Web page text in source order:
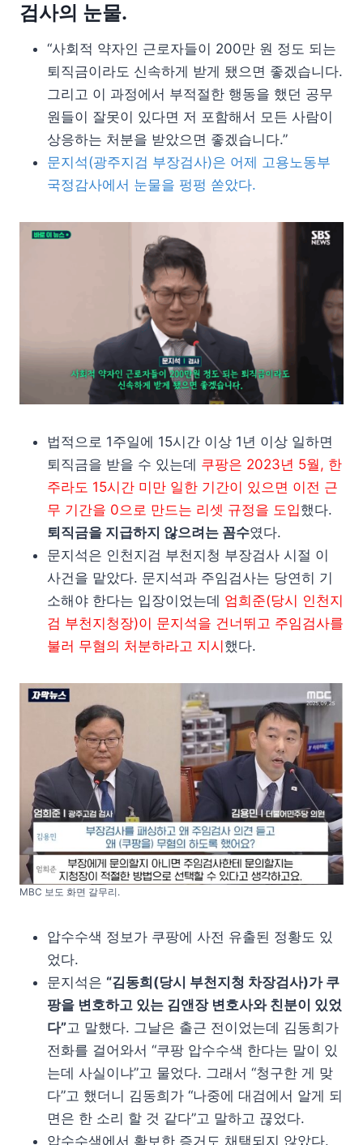
검사의 눈물.
“사회적 약자인 근로자들이 200만 원 정도 되는
퇴직금이라도 신속하게 받게 됐으면 좋겠습니다.
그리고 이 과정에서 부적절한 행동을 했던 공무
원들이 잘못이 있다면 저 포함해서 모든 사람이
상응하는 처분을 받았으면 좋겠습니다.”
문지석(광주지검 부장검사)은 어제 고용노동부
국정감사에서 눈물을 펑펑 쏟았다.
법적으로 1주일에 15시간 이상 1년 이상 일하면
퇴직금을 받을 수 있는데 쿠팡은 2023년 5월, 한
주라도 15시간 미만 일한 기간이 있으면 이전 근
무 기간을 0으로 만드는 리셋 규정을 도입했다.
퇴직금을 지급하지 않으려는 꼼수였다.
문지석은 인천지검 부천지청 부장검사 시절 이
사건을 맡았다. 문지석과 주임검사는 당연히 기
소해야 한다는 입장이었는데 엄희준(당시 인천지
검 부천지청장)이 문지석을 건너뛰고 주임검사를
불러 무혐의 처분하라고 지시 했다.
MBC 보도 화면 갈무리.
압수수색 정보가 쿠팡에 사전 유출된 정황도 있
었다.
문지석은 “김동희(당시 부천지청 차장검사)가 쿠
팡을 변호하고 있는 김앤장 변호사와 친분이 있었
다”고 말했다. 그날은 출근 전이었는데 김동희가
전화를 걸어와서 “쿠팡 압수수색 한다는 말이 있
는데 사실이냐”고 물었다. 그래서 “청구한 게 맞
다”고 했더니 김동희가 “나중에 대검에서 알게 되
면은 한 소리 할 것 같다”고 말하고 끊었다.
압수수색에서 확보한 증거도 채택되지 않았다.